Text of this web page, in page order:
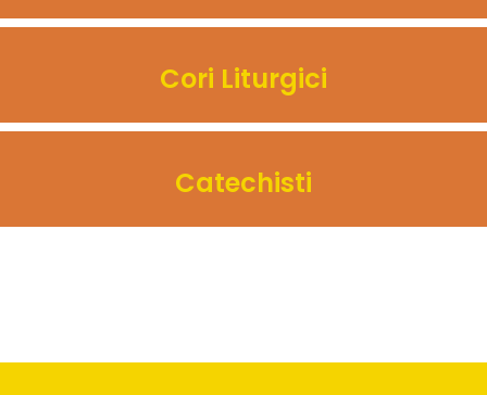
Cori Liturgici
Catechisti